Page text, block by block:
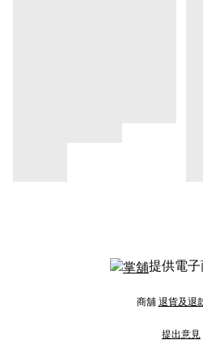
提供電
商舖 退貨及退
提出意見